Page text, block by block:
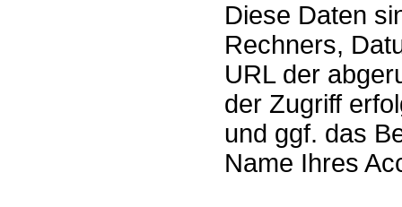
Diese Daten
Rechners,
URL der
der Zugriff
und ggf. das
Name Ihres